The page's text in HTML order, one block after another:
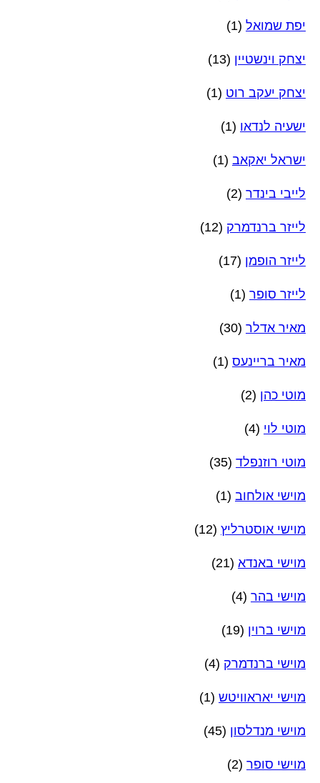
יפת שמואל (1)
יצחק וינשטיין (13)
יצחק יעקב רוט (1)
ישעיה לנדאו (1)
ישראל יאקאב (1)
לייבי בינדר (2)
לייזר ברנדמרק (12)
לייזר הופמן (17)
לייזר סופר (1)
מאיר אדלר (30)
מאיר בריינעס (1)
מוטי כהן (2)
מוטי לוי (4)
מוטי רוזנפלד (35)
מוישי אולחוב (1)
מוישי אוסטרליץ (12)
מוישי באנדא (21)
מוישי בהר (4)
מוישי ברוין (19)
מוישי ברנדמרק (4)
מוישי יאראוויטש (1)
מוישי מנדלסון (45)
מוישי סופר (2)